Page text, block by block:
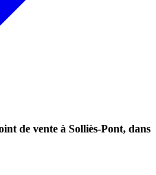
de vente à Solliès-Pont, dans